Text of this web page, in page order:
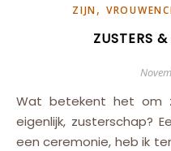
ZIJN,
ZUSTERS
eigenlijk, zusterschap?
een ceremonie, heb ik